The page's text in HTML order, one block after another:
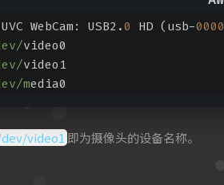
WebCam: USB2.0 HD (usb-0000
video0
video1
media0
video1 即为摄像头的设备名称。